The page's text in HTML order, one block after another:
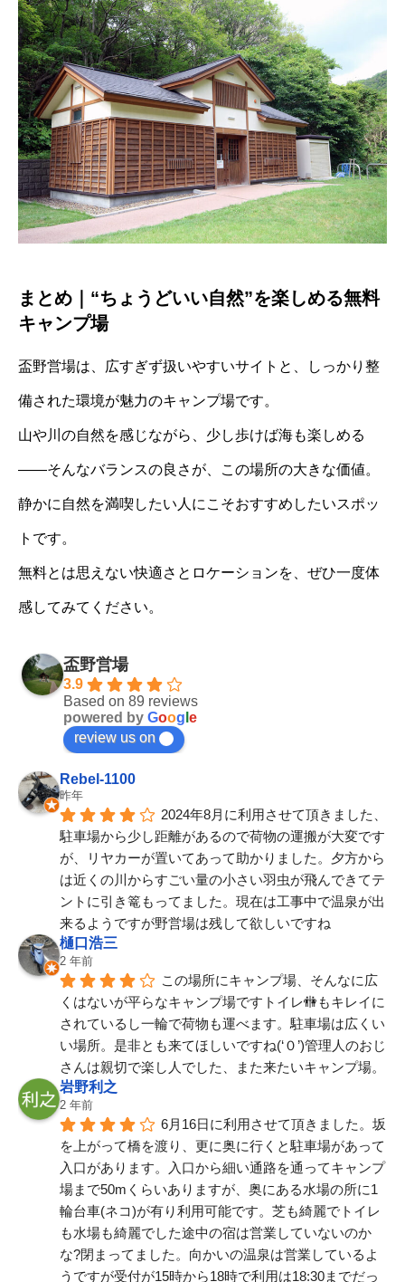
まとめ｜“ちょうどいい自然”を楽しめる無料
キャンプ場
盃野営場は、広すぎず扱いやすいサイトと、しっかり整
備された環境が魅力のキャンプ場です。
山や川の自然を感じながら、少し歩けば海も楽しめる
――そんなバランスの良さが、この場所の大きな価値。
静かに自然を満喫したい人にこそおすすめしたいスポッ
トです。
無料とは思えない快適さとロケーションを、ぜひ一度体
感してみてください。
盃野営場
3.9
Based on 89 reviews
powered by Goog e
review us on
Rebel-1100
昨年
2024年8月に利用させて頂きました、
駐車場から少し距離があるので荷物の運搬が大変です
が、リヤカーが置いてあって助かりました。夕方から
は近くの川からすごい量の小さい羽虫が飛んできてテ
ントに引き篭もってました。現在は工事中で温泉が出
来るようですが野営場は残して欲しいですね
樋口浩三
2 年前
この場所にキャンプ場、そんなに広
くはないが平らなキャンプ場ですトイレ🚻もキレイに
されているし一輪で荷物も運べます。駐車場は広くい
い場所。是非とも来てほしいですね(‘０’)管理人のおじ
さんは親切で楽し人でした、また来たいキャンプ場。
岩野利之
2 年前
6月16日に利用させて頂きました。坂
を上がって橋を渡り、更に奥に行くと駐車場があって
入口があります。入口から細い通路を通ってキャンプ
場まで50mくらいありますが、奥にある水場の所に1
輪台車(ネコ)が有り利用可能です。芝も綺麗でトイレ
も水場も綺麗でした途中の宿は営業していないのか
な?閉まってました。向かいの温泉は営業しているよ
うですが受付が15時から18時で利用は18:30までだっ